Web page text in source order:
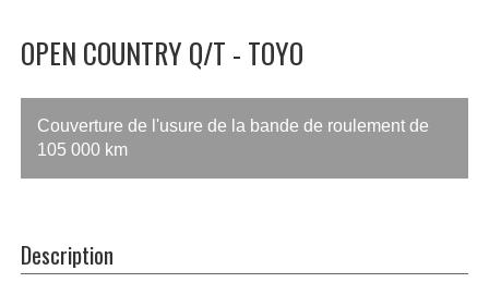
OPEN COUNTRY Q/T - TOYO
Couverture de l'usure de la bande de roulement de
105 000 km
Description